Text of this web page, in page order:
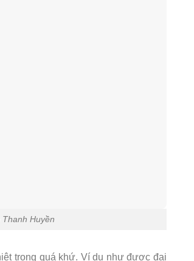
Huyền
trong quá khứ. Ví dụ như được đại